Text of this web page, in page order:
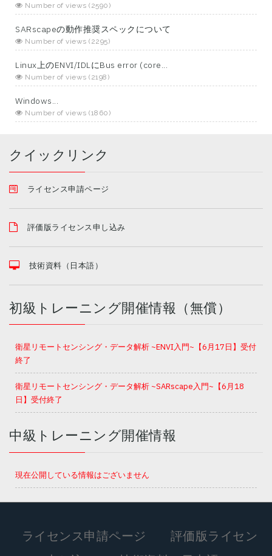
Number of views (2590)
SARscapeの動作推奨スペックについて
Number of views (2295)
Linux上のENVI/IDLにBus error (core...
Number of views (2198)
Windows...
Number of views (1860)
クイックリンク
ライセンス申請ページ
評価版ライセンス申し込み
技術資料（日本語）
初級トレーニング開催情報（無償）
衛星リモートセンシング・データ解析 ~ENVI入門~【6月17日】受付
終了
衛星リモートセンシング・データ解析 ~SARscape入門~【6月18
日】受付終了
中級トレーニング開催情報
現在公開している情報はございません
ライセンス申請ページ
評価版ライセン